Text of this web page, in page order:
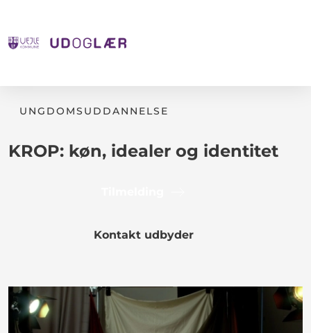
UNGDOMSUDDANNELSE
KROP: køn, idealer og identitet
Kontakt udbyder